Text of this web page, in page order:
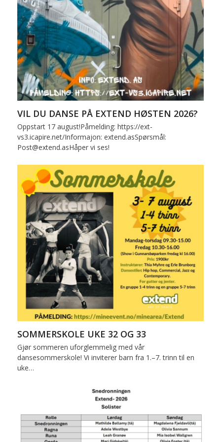
VIL DU DANSE PÅ EXTEND HØSTEN 2026?
Oppstart 17 august!Påmelding: https://ext-
vs3.icapire.net/Informajon: extend.asSpørsmål:
Post@extend.asHåper vi ses!
SOMMERSKOLE UKE 32 OG 33
Gjør sommeren uforglemmelig med vår
dansesommerskole! Vi inviterer barn fra 1.–7. trinn til en
uke…